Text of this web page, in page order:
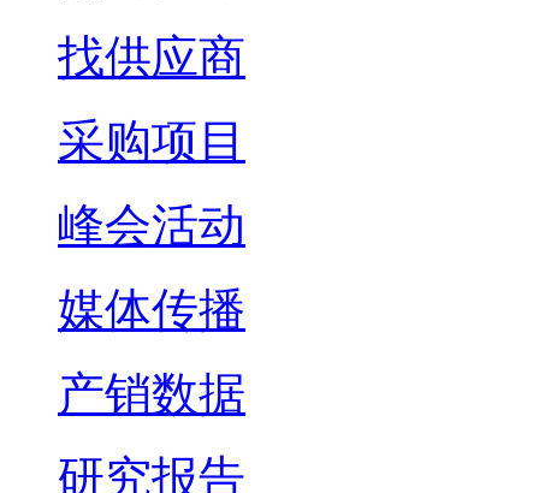
找供应商
采购项目
峰会活动
媒体传播
产销数据
研究报告